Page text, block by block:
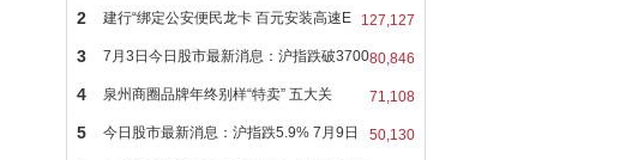
3900 127,127
2 建行“绑定公安便民龙卡 百元安装高速E
80,846
3 7月3日今日股市最新消息：沪指跌破3700
71,108
4 泉州商圈品牌年终别样“特卖” 五大关
50,130
5 今日股市最新消息：沪指跌5.9% 7月9日